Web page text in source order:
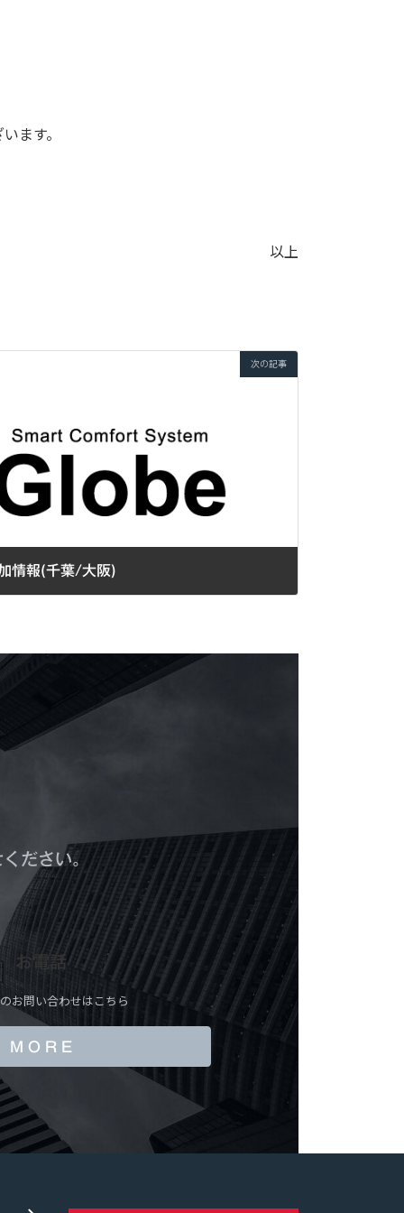
ます。
以上
次の記事
情報(千葉/大阪)
ださい。
お電話
お問い合わせはこちら
M O R E